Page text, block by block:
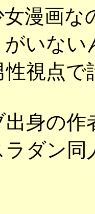
漫画
いない
性視点
身の
ダン